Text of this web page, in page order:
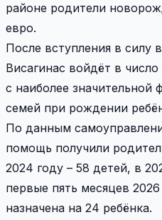
районе родители
евро.
После вступления в силу
Висагинас войдёт в
с наиболее
семей при рождении
По данным
помощь получили
2024 году – 58 детей, в
первые пять месяцев
назначена на 24 ребёнка.